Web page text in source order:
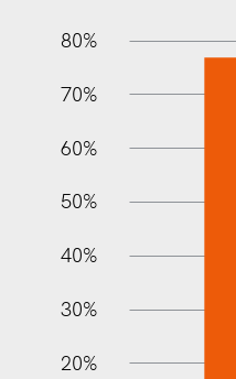
100%
80%
70%
60%
50%
40%
30%
20%